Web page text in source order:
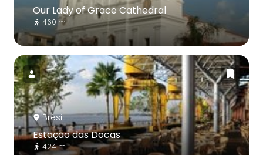
Our Lady of Grace Cathedral
460 m
Brésil
Estação das Docas
424 m